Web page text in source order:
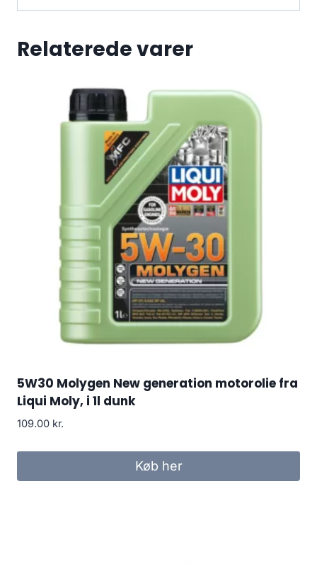
Relaterede varer
5W30 Molygen New generation motorolie fra
Liqui Moly, i 1l dunk
109.00 kr.
Køb her